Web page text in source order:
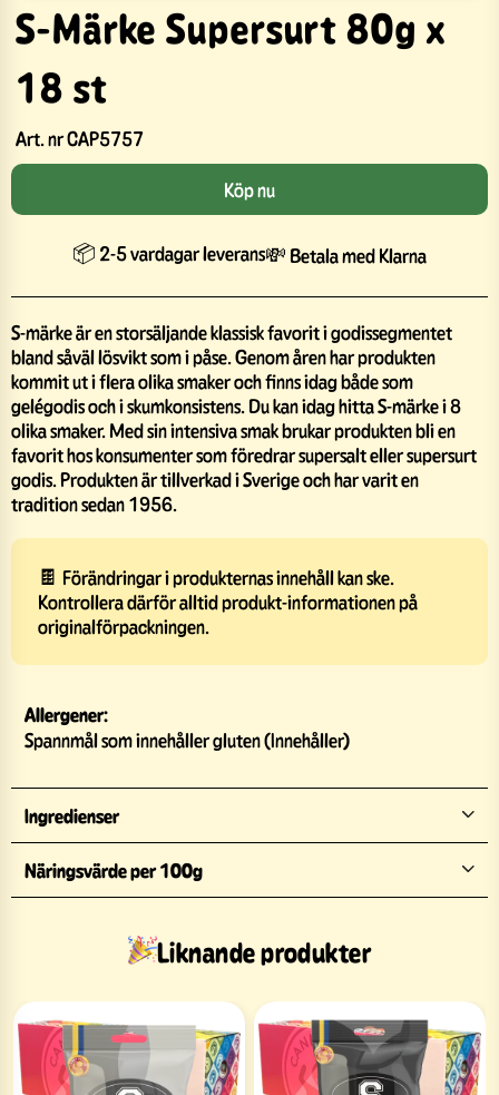
S-Märke Supersurt 80g x
18 st
Art. nrCAP5757
Köp nu
📦 2-5 vardagar leverans💸 Betala med Klarna
S-märke är en storsäljande klassisk favorit i godissegmentet
bland såväl lösvikt som i påse. Genom åren har produkten
kommit ut i flera olika smaker och finns idag både som
gelégodis och i skumkonsistens. Du kan idag hitta S-märke i 8
olika smaker. Med sin intensiva smak brukar produkten bli en
favorit hos konsumenter som föredrar supersalt eller supersurt
godis. Produkten är tillverkad i Sverige och har varit en
tradition sedan 1956.
🍫 Förändringar i produkternas innehåll kan ske.
Kontrollera därför alltid produkt-informationen på
originalförpackningen.
Allergener:
Spannmål som innehåller gluten (Innehåller)
Ingredienser
Näringsvärde per 100g
Liknande produkter